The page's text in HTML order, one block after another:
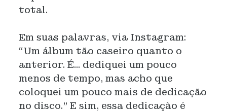
total.
Em suas palavras, via Instagram:
“Um álbum tão caseiro quanto o
anterior. É... dediquei um pouco
menos de tempo, mas acho que
coloquei um pouco mais de dedicação
no disco.” E sim, essa dedicação é